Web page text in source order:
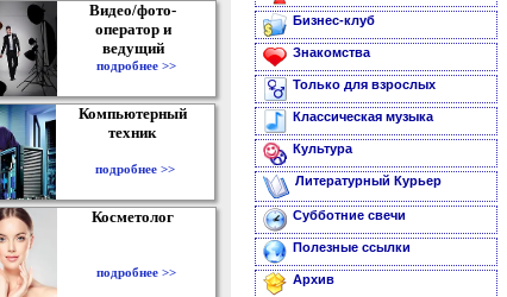
Видео/фото-
оператор и
ведущий
подробнее >>
Компьютерный
техник
подробнее >>
Косметолог
подробнее >>
Бизнес-клуб
Знакомства
Только для взрослых
Классическая музыка
Культура
Литературный Курьер
Субботние свечи
Полезные ссылки
Архив